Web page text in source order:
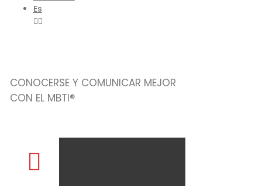
Es
CONOCERSE Y COMUNICAR MEJOR
CON EL MBTI®